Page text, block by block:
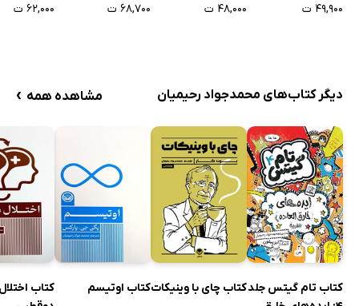
۴۹,۹۰۰ ت
۴۸,۰۰۰ ت
۶۸,۷۰۰ ت
۶۲,۰۰۰ ت
دیگر کتاب‌های محمدجواد رحیمیان مشاهده همه ›
کتاب تام گیتس جلدکتاب چای با وینیکاتکتاب اوتیسم
کتاب